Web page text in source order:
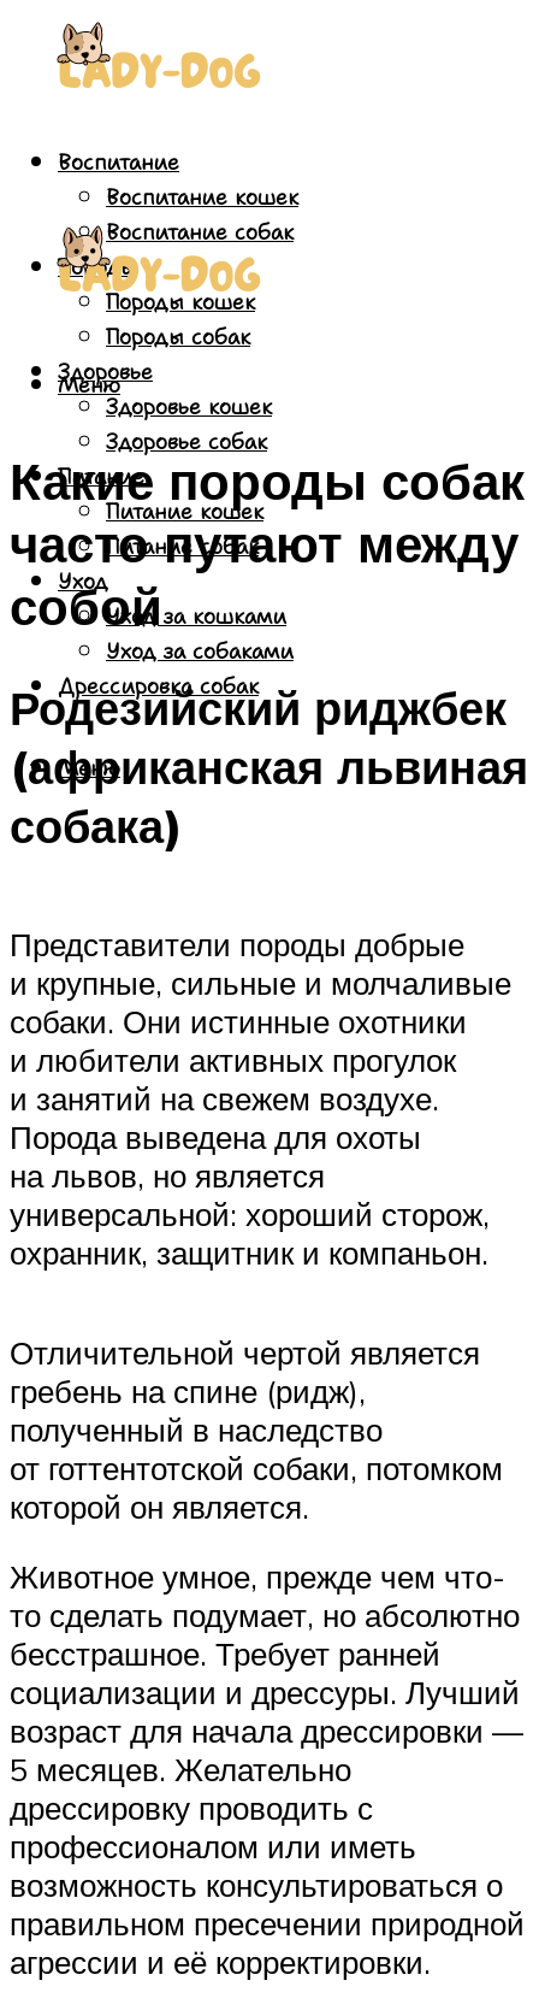
Воспитание
Воспитание кошек
Воспитание собак
Породы
Породы кошек
Породы собак
Здоровье
Здоровье кошек
Здоровье собак
Питание
Питание кошек
Питание собак
Уход
Уход за кошками
Уход за собаками
Дрессировка собак
Меню
Меню
Какие породы собак
часто путают между
собой
Родезийский риджбек
(африканская львиная
собака)
Представители породы добрые
и крупные, сильные и молчаливые
собаки. Они истинные охотники
и любители активных прогулок
и занятий на свежем воздухе.
Порода выведена для охоты
на львов, но является
универсальной: хороший сторож,
охранник, защитник и компаньон.
Отличительной чертой является
гребень на спине (ридж),
полученный в наследство
от готтентотской собаки, потомком
которой он является.
Животное умное, прежде чем что-
то сделать подумает, но абсолютно
бесстрашное. Требует ранней
социализации и дрессуры. Лучший
возраст для начала дрессировки —
5 месяцев. Желательно
дрессировку проводить с
профессионалом или иметь
возможность консультироваться о
правильном пресечении природной
агрессии и её корректировки.